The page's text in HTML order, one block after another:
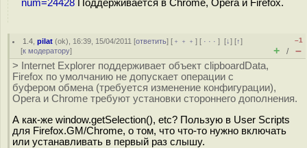
num=24428 Поддерживается в Chrome, Opera и Firefox.
1.4 ,pilat (ok), 16:39, 15/04/2011 [ответить] [ ﹢﹢﹢] [ · · ·][↓] [↑]
[к модератору]
–1
+ / –
> Internet Explorer поддерживает объект clipboardData,
Firefox по умолчанию не допускает операции с
буфером обмена (требуется изменение конфигурации),
Opera и Chrome требуют установки стороннего дополнения.
А как-же window.getSelection(), etc? Пользую в User Scripts
для Firefox.GM/Chrome, о том, что что-то нужно включать
или устанавливать в первый раз слышу.